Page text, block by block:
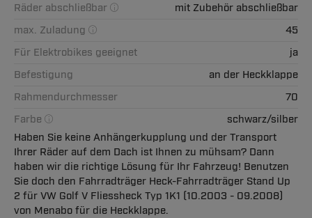
Räder abschließbar
mit Zubehör abschließbar
max. Zuladung
45
Für Elektrobikes geeignet
ja
Befestigung
an der Heckklappe
Rahmendurchmesser
70
Farbe
schwarz/silber
Haben Sie keine Anhängerkupplung und der Transport
Ihrer Räder auf dem Dach ist Ihnen zu mühsam? Dann
haben wir die richtige Lösung für Ihr Fahrzeug! Benutzen
Sie doch den Fahrradträger Heck-Fahrradträger Stand Up
2 für VW Golf V Fliessheck Typ 1K1 (10.2003 - 09.2008)
von Menabo für die Heckklappe.